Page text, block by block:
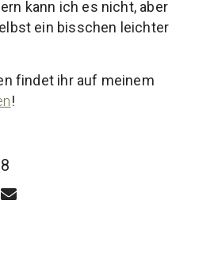
kann ich es nicht, aber
ein bisschen leichter
findet ihr auf meinem
!